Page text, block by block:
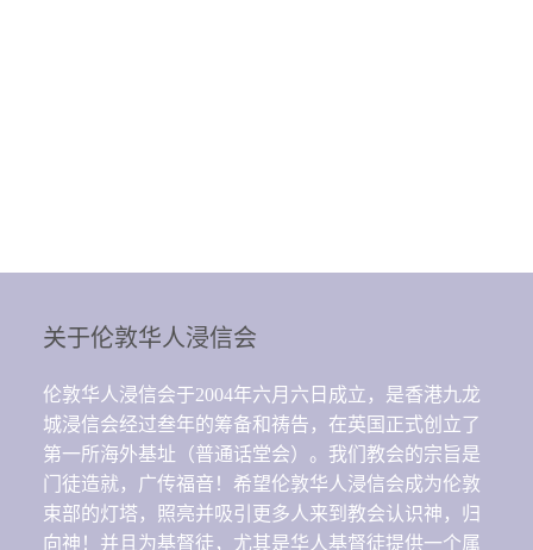
关于伦敦华人浸信会
伦敦华人浸信会于2004年六月六日成立，是香港九龙
城浸信会经过叁年的筹备和祷告，在英国正式创立了
第一所海外基址（普通话堂会）。我们教会的宗旨是
门徒造就，广传福音！希望伦敦华人浸信会成为伦敦
束部的灯塔，照亮并吸引更多人来到教会认识神，归
向神！并且为基督徒，尤其是华人基督徒提供一个属